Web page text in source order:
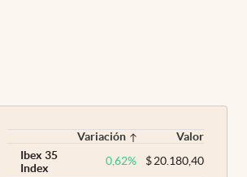
Variación
Valor
Ibex 35
Index
0,62% $20.180,40